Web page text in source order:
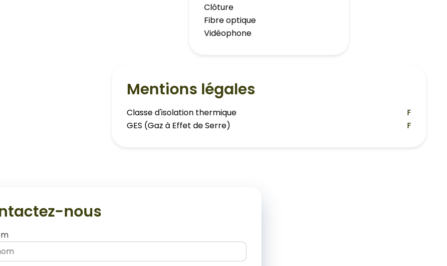
Clôture
Fibre optique
Vidéophone
Mentions légales
Classe d'isolation thermique
F
GES (Gaz à Effet de Serre)
F
nous